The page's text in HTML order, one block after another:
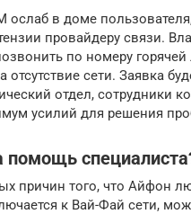
ослаб в доме
провайдеру связи.
по номеру горячей
отсутствие сети. Заявка
отдел, сотрудники
усилий для решения
помощь
причин того, что Айфон
к Вай-Фай сети,